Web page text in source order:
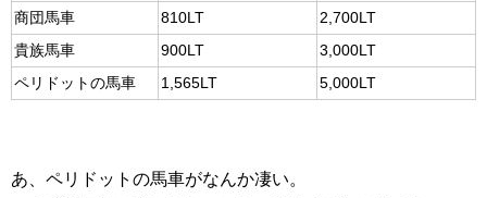
商団馬車
810LT
2,700LT
貴族馬車
900LT
3,000LT
ペリドットの馬車
1,565LT 5,000LT
あ、ペリドットの馬車がなんか凄い。